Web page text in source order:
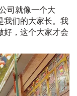
司就像一个大
我们的大家长。我
好，这个大家才会